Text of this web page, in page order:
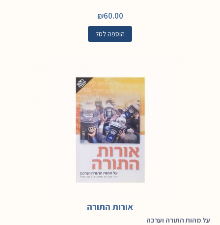
₪60.00
הוספה לסל
אורות התורה
על מהות התורה וערכה